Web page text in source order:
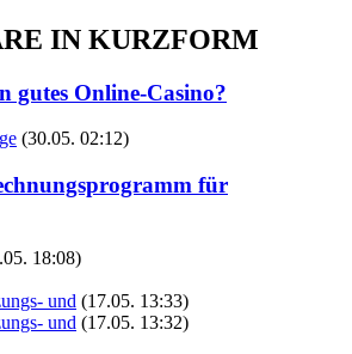
IN KURZFORM
gutes Online-Casino?
(30.05. 02:12)
für
18:08)
und (17.05. 13:33)
und (17.05. 13:32)